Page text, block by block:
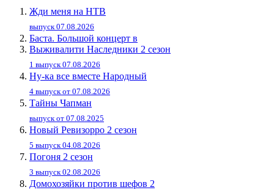
Жди меня на НТВ
выпуск 07.08.2026
Баста. Большой концерт в
Выживалити Наследники 2 сезон
1 выпуск 07.08.2026
Ну-ка все вместе Народный
4 выпуск от 07.08.2026
Тайны Чапман
выпуск от 07.08.2025
Новый Ревизорро 2 сезон
5 выпуск 04.08.2026
Погоня 2 сезон
3 выпуск 02.08.2026
Домохозяйки против шефов 2